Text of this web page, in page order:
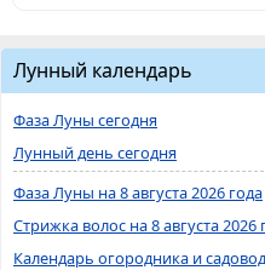
Лунный календарь
Фаза Луны сегодня
Лунный день сегодня
Фаза Луны на 8 августа 2026 года
Стрижка волос на 8 августа 2026
Календарь огородника и